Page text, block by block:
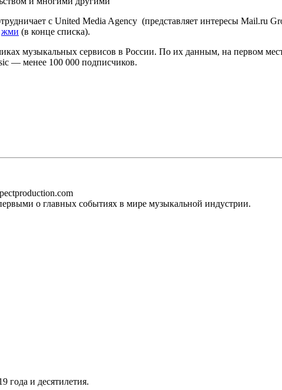
с United Media Agency (представляет интересы Mail.ru
жми (в конце списка).
музыкальных сервисов в России. По их данным, на первом
— менее 100 000 подписчиков.
о главных событиях в мире музыкальной индустрии.
года и десятилетия.